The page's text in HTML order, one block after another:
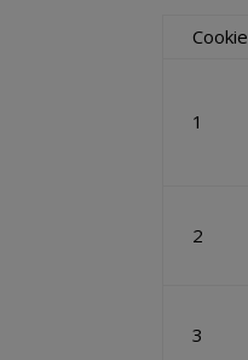
Cookie
1
2
3